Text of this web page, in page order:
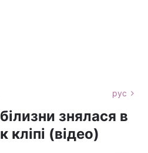
рус
знялася в
кліпі (відео)